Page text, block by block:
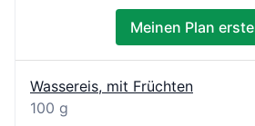
Meinen Plan
Wassereis, mit Früchten
100 g